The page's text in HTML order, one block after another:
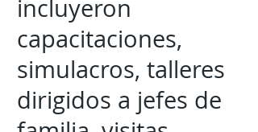
incluyeron
capacitaciones,
simulacros, talleres
dirigidos a jefes de